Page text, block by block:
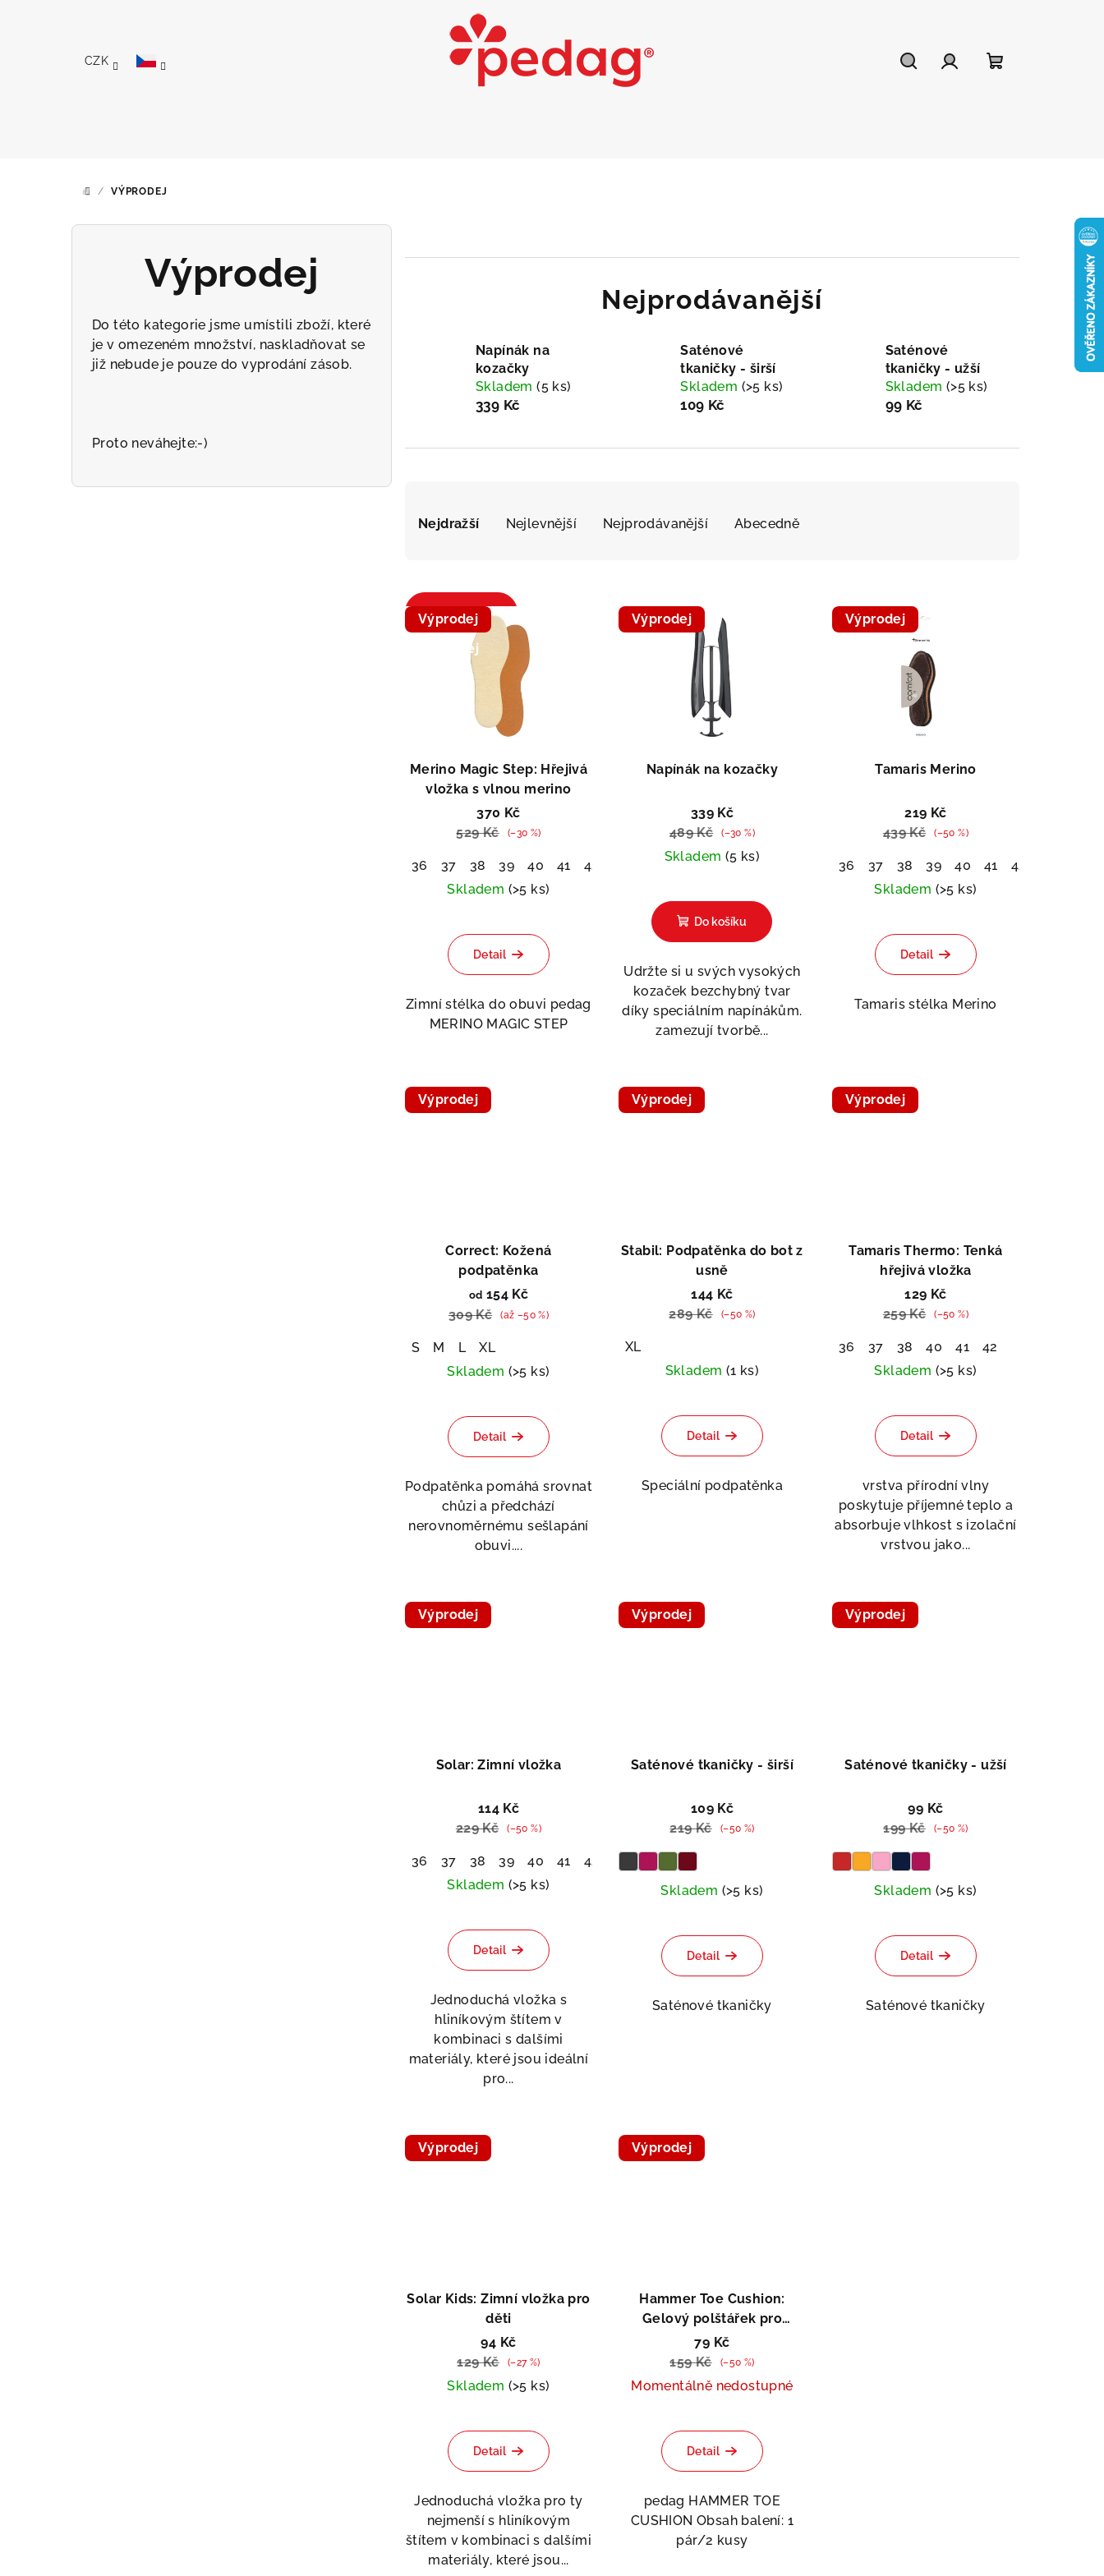
CZK
DOMŮ
/ VÝPRODEJ
Výprodej
Do této kategorie jsme umístili zboží, které
je v omezeném množství, naskladňovat se
již nebude je pouze do vyprodání zásob.
Proto neváhejte:-)
Nejprodávanější
Napínák na
kozačky
Skladem(5 ks)
339 Kč
Saténové
tkaničky - širší
Skladem (>5 ks)
109 Kč
Saténové
tkaničky - užší
Skladem (>5 ks)
99 Kč
a
e
n
d
t
Nejdražší Nejlevnější Nejprodávanější Abecedně
Otevřít filtr
V
ý
p
d
Výprodej
Doprodej
Merino Magic Step: Hřejivá
vložka s vlnou merino
370 Kč
529 Kč
(–30 %)
36 37 38 39 40 41 42 45
46
Skladem (>5 ks)
Detail
Zimní stélka do obuvi pedag
MERINO MAGIC STEP
Výprodej
Napínák na kozačky
339 Kč
489 Kč
(–30 %)
Skladem (5 ks)
Do košíku
Udržte si u svých vysokých
kozaček bezchybný tvar
díky speciálním napínákům.
zamezují tvorbě...
Výprodej
Tamaris Merino
219 Kč
439 Kč
(–50 %)
36 37 38 39 40 41
42
Skladem (>5 ks)
Detail
Tamaris stélka Merino
Výprodej
Correct: Kožená
podpatěnka
od 154 Kč
309 Kč
(až –50 %)
S M L
XL
Skladem (>5 ks)
Detail
Podpatěnka pomáhá srovnat
chůzi a předchází
nerovnoměrnému sešlapání
obuvi....
Výprodej
Stabil: Podpatěnka do bot z
usně
144 Kč
289 Kč
(–50 %)
XL
Skladem (1 ks)
Detail
Speciální podpatěnka
Výprodej
Tamaris Thermo: Tenká
hřejivá vložka
129 Kč
259 Kč
(–50 %)
36 37 38 40 41
42
Skladem (>5 ks)
Detail
vrstva přírodní vlny
poskytuje příjemné teplo a
absorbuje vlhkost s izolační
vrstvou jako...
Výprodej
Solar: Zimní vložka
114 Kč
229 Kč
(–50 %)
36 37 38 39 40 41 42
Skladem (>5 ks)
Detail
Jednoduchá vložka s
hliníkovým štítem v
kombinaci s dalšími
materiály, které jsou ideální
pro...
Výprodej
Saténové tkaničky - širší
109 Kč
219 Kč
(–50 %)
Skladem (>5 ks)
Detail
Saténové tkaničky
Výprodej
Saténové tkaničky - užší
99 Kč
199 Kč
(–50 %)
Skladem (>5 ks)
Detail
Saténové tkaničky
Výprodej
Solar Kids: Zimní vložka pro
děti
94 Kč
129 Kč
(–27 %)
Skladem (>5 ks)
Detail
Jednoduchá vložka pro ty
nejmenší s hliníkovým
štítem v kombinaci s dalšími
materiály, které jsou...
Výprodej
Hammer Toe Cushion:
Gelový polštářek pro
kladívkové prsty
79 Kč
159 Kč
(–50 %)
Momentálně nedostupné
hodnocení
produktu
je
5,0
5
hvězdiček.
Detail
pedag HAMMER TOE
CUSHION Obsah balení: 1
pár/2 kusy